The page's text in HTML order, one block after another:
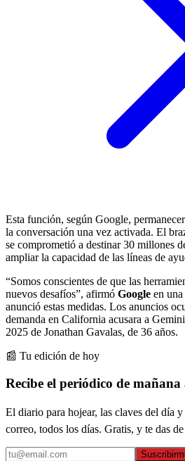
Esta función, según Google,
la conversación una vez activada. El
se comprometió a destinar 30 millones
ampliar la capacidad de las líneas de
“Somos conscientes de que las
nuevos desafíos”, afirmó Google en
anunció estas medidas. Los anuncios
demanda en California acusara a
2025 de Jonathan Gavalas, de 36 años.
📰 Tu edición de hoy
Recibe el periódico de mañana
El diario para hojear, las claves del día
correo, todos los días. Gratis, y te das